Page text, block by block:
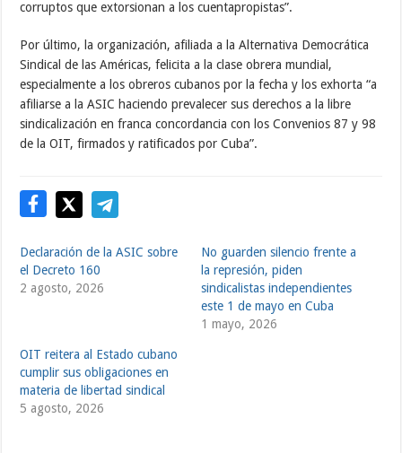
corruptos que extorsionan a los cuentapropistas”.
Por último, la organización, afiliada a la Alternativa Democrática
Sindical de las Américas, felicita a la clase obrera mundial,
especialmente a los obreros cubanos por la fecha y los exhorta “a
afiliarse a la ASIC haciendo prevalecer sus derechos a la libre
sindicalización en franca concordancia con los Convenios 87 y 98
de la OIT, firmados y ratificados por Cuba”.
Declaración de la ASIC sobre
el Decreto 160
2 agosto, 2026
No guarden silencio frente a
la represión, piden
sindicalistas independientes
este 1 de mayo en Cuba
1 mayo, 2026
OIT reitera al Estado cubano
cumplir sus obligaciones en
materia de libertad sindical
5 agosto, 2026